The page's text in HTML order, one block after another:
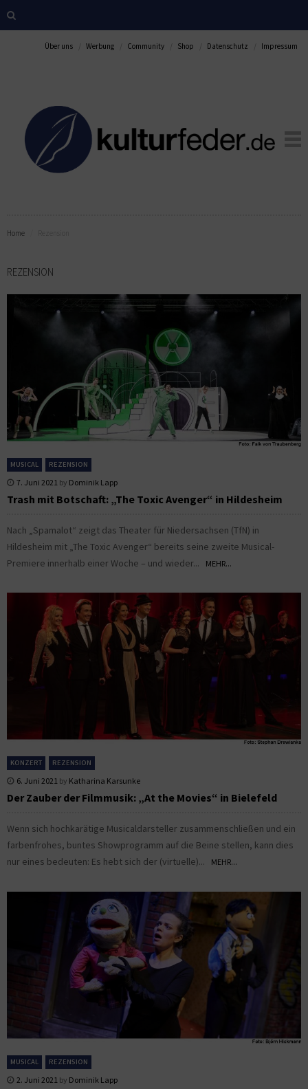
Über uns Werbung Community Shop Datenschutz Impressum
Home
REZENSION
MUSICAL REZENSION
7. Juni 2021 by Dominik Lapp
Trash mit Botschaft: „The Toxic Avenger“ in Hildesheim
Nach „Spamalot“ zeigt das Theater für Niedersachsen (TfN) in
Hildesheim mit „The Toxic Avenger“ bereits seine zweite Musical-
Premiere innerhalb einer Woche – und wieder...
MEHR...
KONZERT REZENSION
6. Juni 2021 by Katharina Karsunke
Der Zauber der Filmmusik: „At the Movies“ in Bielefeld
Wenn sich hochkarätige Musicaldarsteller zusammenschließen und ein
farbenfrohes, buntes Showprogramm auf die Beine stellen, kann dies
nur eines bedeuten: Es hebt sich der (virtuelle)...
MEHR...
MUSICAL REZENSION
2. Juni 2021 by Dominik Lapp